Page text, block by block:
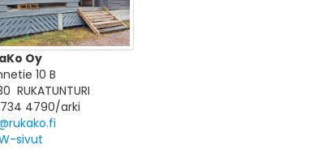
Oy
10 B
RUKATUNTURI
4790/arki
sivut